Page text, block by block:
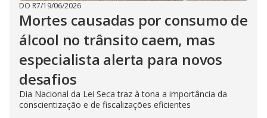
DO R7/19/06/2026
Mortes causadas por consumo de
álcool no trânsito caem, mas
especialista alerta para novos
desafios
Dia Nacional da Lei Seca traz à tona a importância da
conscientização e de fiscalizações eficientes